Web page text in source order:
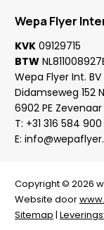
Wepa Flyer
KVK 09129715
BTW
Wepa Flyer Int. BV
Didamseweg 152
6902 PE Zevenaar
T: +31 316 584 900
E:
Copyright © 2026
Website door
Sitemap |